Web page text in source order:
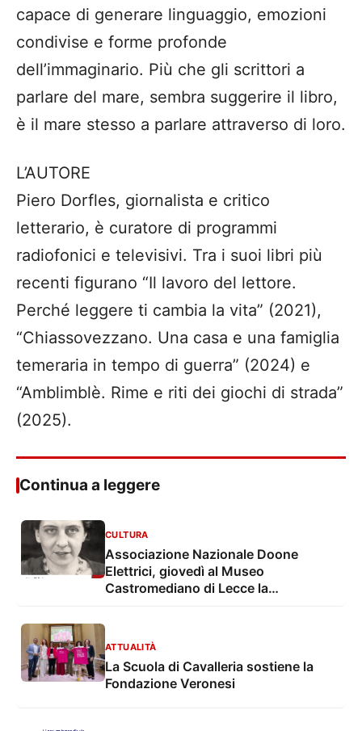
capace di generare linguaggio, emozioni
condivise e forme profonde
dell’immaginario. Più che gli scrittori a
parlare del mare, sembra suggerire il libro,
è il mare stesso a parlare attraverso di loro.
L’AUTORE
Piero Dorfles, giornalista e critico
letterario, è curatore di programmi
radiofonici e televisivi. Tra i suoi libri più
recenti figurano “Il lavoro del lettore.
Perché leggere ti cambia la vita” (2021),
“Chiassovezzano. Una casa e una famiglia
temeraria in tempo di guerra” (2024) e
“Amblimblè. Rime e riti dei giochi di strada”
(2025).
Continua a leggere
CULTURA
Associazione Nazionale Doone
Elettrici, giovedì al Museo
Castromediano di Lecce la
ATTUALITÀ
La Scuola di Cavalleria sostiene la
Fondazione Veronesi